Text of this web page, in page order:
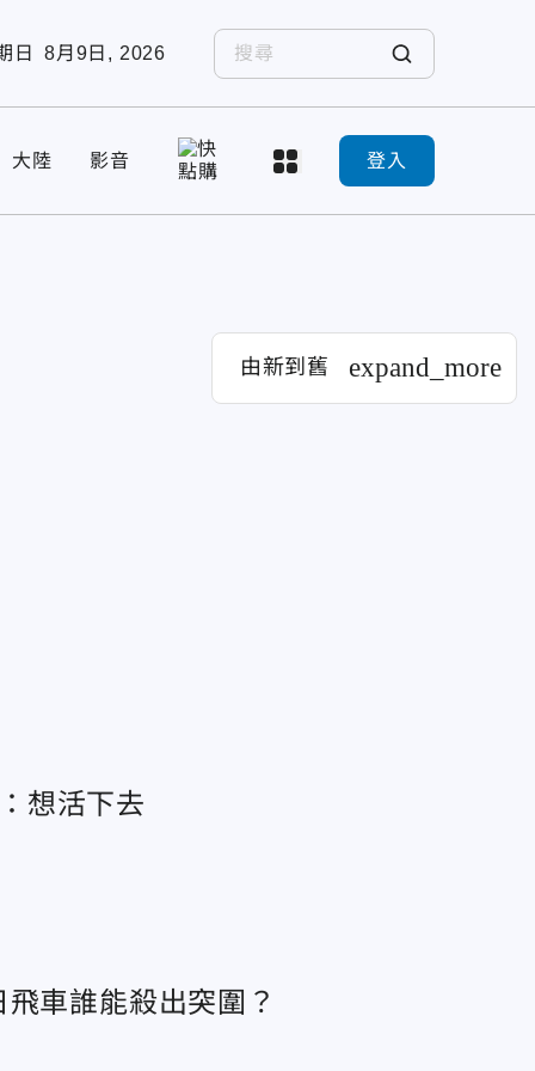
日 8月9日, 2026
大陸 影音 登入
由新到舊 expand_more
想活下去
車誰能殺出突圍？